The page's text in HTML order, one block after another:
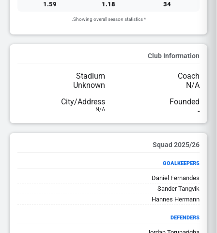
34
1.18
1.59
* Showing overall season statistics.
Club Information
Coach
N/A
Stadium
Unknown
Founded
-
City/Address
N/A
2025/26 Squad
GOALKEEPERS
Daniel Fernandes
Sander Tangvik
Hannes Hermann
DEFENDERS